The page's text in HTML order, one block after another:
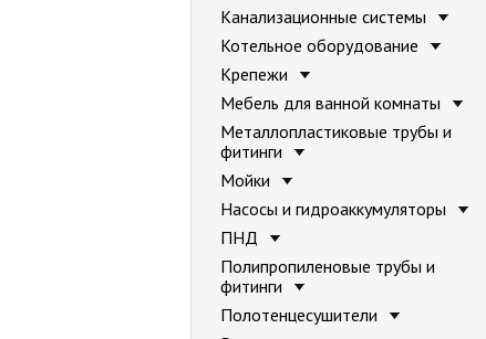
Канализационные системы
Котельное оборудование
Крепежи
Мебель для ванной комнаты
Металлопластиковые трубы и
фитинги
Мойки
Насосы и гидроаккумуляторы
ПНД
Полипропиленовые трубы и
фитинги
Полотенцесушители